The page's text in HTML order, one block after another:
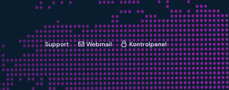
Support Webmail Kontrolpanel